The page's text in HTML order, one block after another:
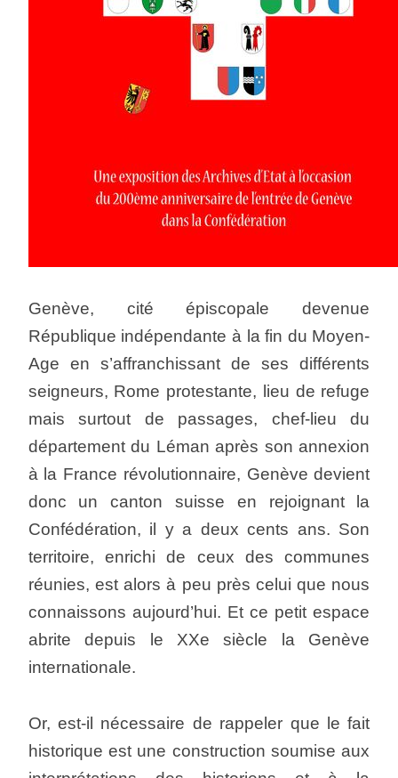
Genève, cité épiscopale devenue
République indépendante à la fin du Moyen-
Age en s’affranchissant de ses différents
seigneurs, Rome protestante, lieu de refuge
mais surtout de passages, chef-lieu du
département du Léman après son annexion
à la France révolutionnaire, Genève devient
donc un canton suisse en rejoignant la
Confédération, il y a deux cents ans. Son
territoire, enrichi de ceux des communes
réunies, est alors à peu près celui que nous
connaissons aujourd’hui. Et ce petit espace
abrite depuis le XXe siècle la Genève
internationale.
Or, est-il nécessaire de rappeler que le fait
historique est une construction soumise aux